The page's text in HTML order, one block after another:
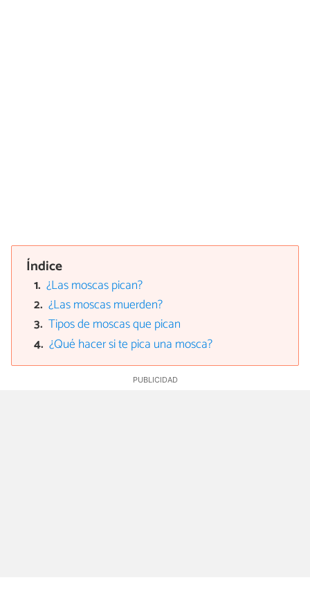
Índice
¿Las moscas pican?
¿Las moscas muerden?
Tipos de moscas que pican
¿Qué hacer si te pica una mosca?